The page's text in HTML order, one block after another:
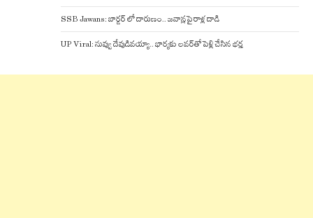
SSB Jawans: బార్డర్ లో దారుణం.. జవాన్లపై రాళ్ల దాడి
UP Viral: నువ్వు దేవుడివయ్యా.. భార్యకు లవర్‌తో పెళ్లి చేసిన భర్త